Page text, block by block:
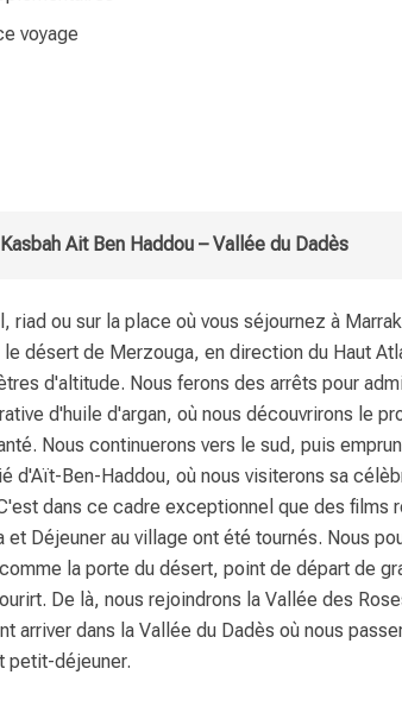
voyage
Ait Ben Haddou – Vallée du Dadès
riad ou sur la place où vous séjournez à
désert de Merzouga, en direction du Haut
d'altitude. Nous ferons des arrêts pour
d'huile d'argan, où nous découvrirons le
Nous continuerons vers le sud, puis
d'Aït-Ben-Haddou, où nous visiterons sa
dans ce cadre exceptionnel que des films
et Déjeuner au village ont été tournés. Nous
la porte du désert, point de départ de
De là, nous rejoindrons la Vallée des
arriver dans la Vallée du Dadès où nous
petit-déjeuner.